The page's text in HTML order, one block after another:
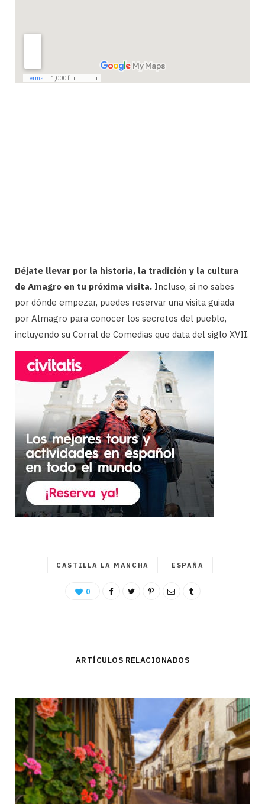
Déjate llevar por la historia, la tradición y la cultura
de Amagro en tu próxima visita. Incluso, si no sabes
por dónde empezar, puedes reservar una visita guiada
por Almagro para conocer los secretos del pueblo,
incluyendo su Corral de Comedias que data del siglo XVII.
CASTILLA LA MANCHA ESPAÑA
0
ARTÍCULOS RELACIONADOS